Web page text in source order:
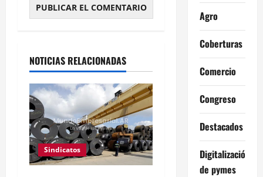
NOTICIAS RELACIONADAS
Sindicatos
Agro
Coberturas
Comercio
Congreso
Destacados
Digitalización
de pymes